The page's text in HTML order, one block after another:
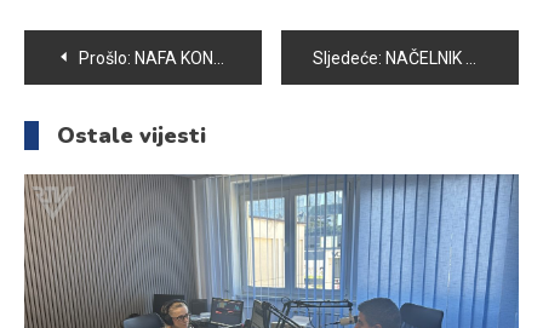
Navigacija
članaka
Prošlo: NAFA KONOPKA PRIMJER DA SE OPAKA BOLEST MOŽE POBJEDITI Sljedeće: NAČELNIK HASANOVIĆ: VOGOŠĆANI ZASLUŽUJU BITI GRAĐANI PRVOG REDA!
Ostale vijesti